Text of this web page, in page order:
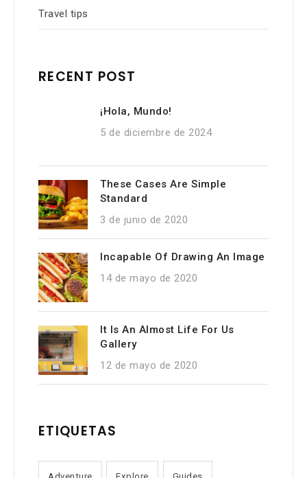
Travel tips
RECENT POST
¡Hola, Mundo!
5 de diciembre de 2024
These Cases Are Simple
Standard
3 de junio de 2020
Incapable Of Drawing An Image
14 de mayo de 2020
It Is An Almost Life For Us
Gallery
12 de mayo de 2020
ETIQUETAS